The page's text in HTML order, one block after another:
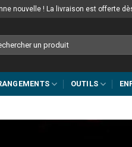
nouvelle ! La livraison est offerte
OUTILS